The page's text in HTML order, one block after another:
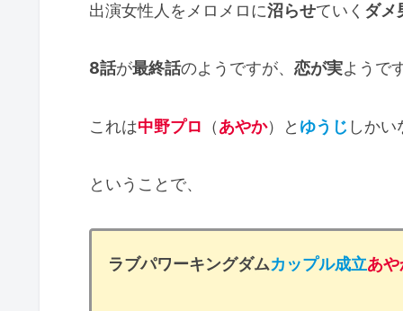
出演女性人をメロメロに沼らせていく ダメ
8話が最終話のようですが、 恋が実ようで
これは中野プロ （あやか）と ゆうじ しか
ということで、
ラブパワーキングダムカップル成立あや